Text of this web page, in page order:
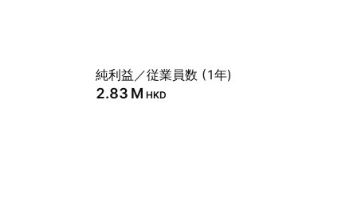
純利益／従業員数 (1年)
‪2.83 M‬ HKD